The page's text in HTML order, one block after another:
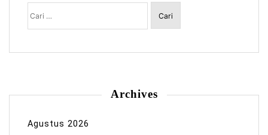
Cari
untuk:
Archives
Agustus 2026